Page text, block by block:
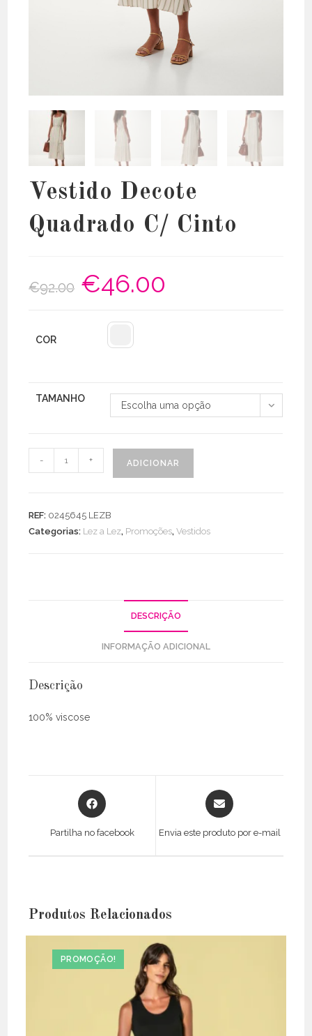
Vestido Decote
Quadrado C/ Cinto
€92.00
O
preço
original
€46.00
COR
TAMANHO
Escolha uma opção
de
Quadrado
- + ADICIONAR
REF: 0245645 LEZB
Categorias: Lez a Lez, Promoções,Vestidos
DESCRIÇÃO
INFORMAÇÃO ADICIONAL
Descrição
100% viscose
Opens
in
Partilha no facebook
Opens
in
Envia este produto por e-mail
Produtos Relacionados
PROMOÇÃO!